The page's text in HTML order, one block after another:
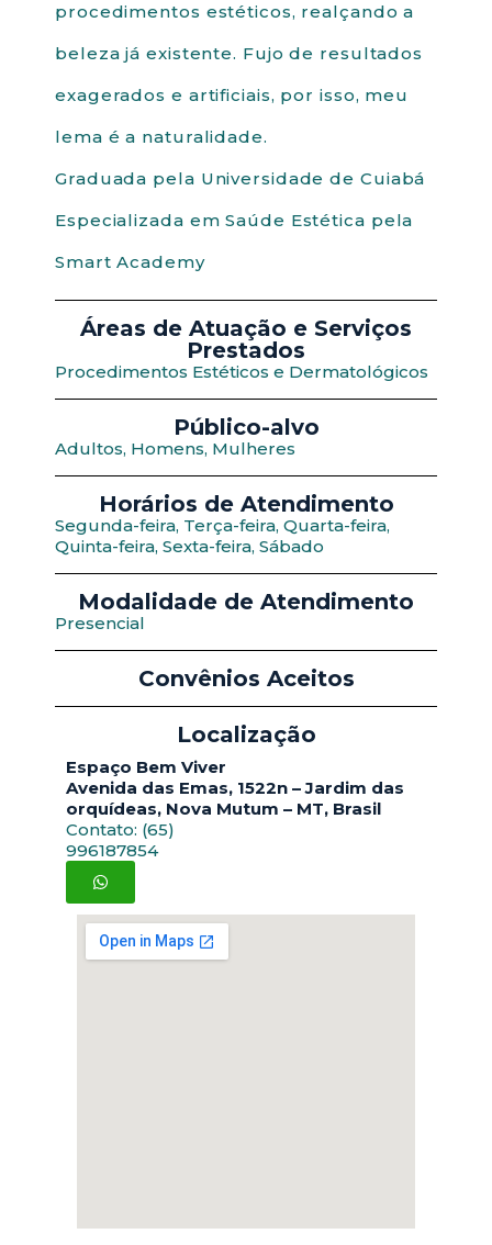
procedimentos estéticos, realçando a
beleza já existente. Fujo de resultados
exagerados e artificiais, por isso, meu
lema é a naturalidade.
Graduada pela Universidade de Cuiabá
Especializada em Saúde Estética pela
Smart Academy
Áreas de Atuação e Serviços
Prestados
Procedimentos Estéticos e Dermatológicos
Público-alvo
Adultos, Homens, Mulheres
Horários de Atendimento
Segunda-feira, Terça-feira, Quarta-feira,
Quinta-feira, Sexta-feira, Sábado
Modalidade de Atendimento
Presencial
Convênios Aceitos
Localização
Espaço Bem Viver
Avenida das Emas, 1522n – Jardim das
orquídeas, Nova Mutum – MT, Brasil
Contato: (65)
996187854